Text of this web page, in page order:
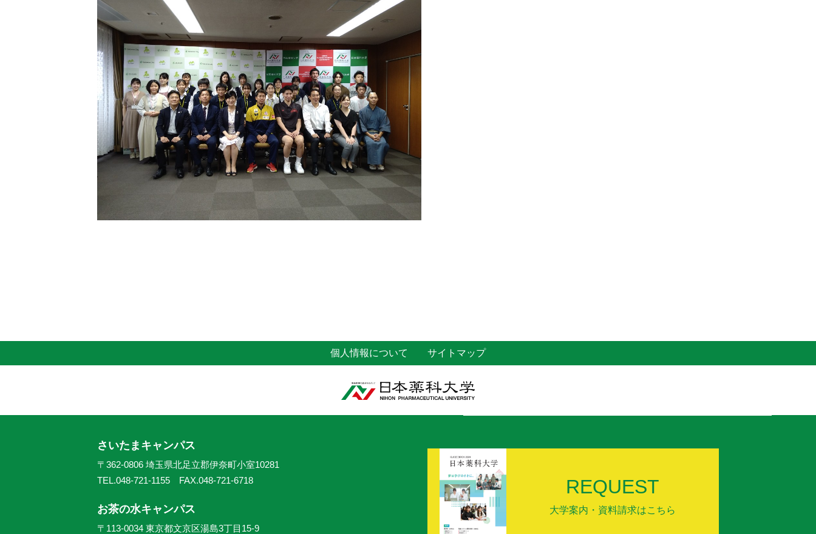
個人情報について サイトマップ
REQUEST
大学案内・資料請求はこちら
さいたまキャンパス
〒362-0806 埼玉県北足立郡伊奈町小室10281
TEL.048-721-1155 FAX.048-721-6718
お茶の水キャンパス
〒113-0034 東京都文京区湯島3丁目15-9